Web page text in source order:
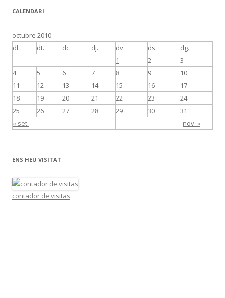
CALENDARI
octubre 2010
dl.
dt. dc. dj. dv. ds. dg.
« set. nov. »
1 2
3
4
5 6 7 8 9
10
11
12 13 14 15 16
17
18
19 20 21 22 23
24
25
26 27 28 29 30 31
ENS HEU VISITAT
contador de visitas